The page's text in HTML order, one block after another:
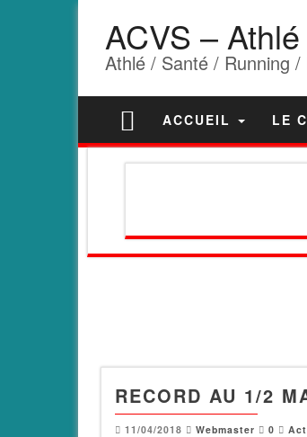
ACVS –
Athlé / Santé / Running
ACCUEIL LE
RECORD AU 1/2
11/04/2018 Webmaster 0